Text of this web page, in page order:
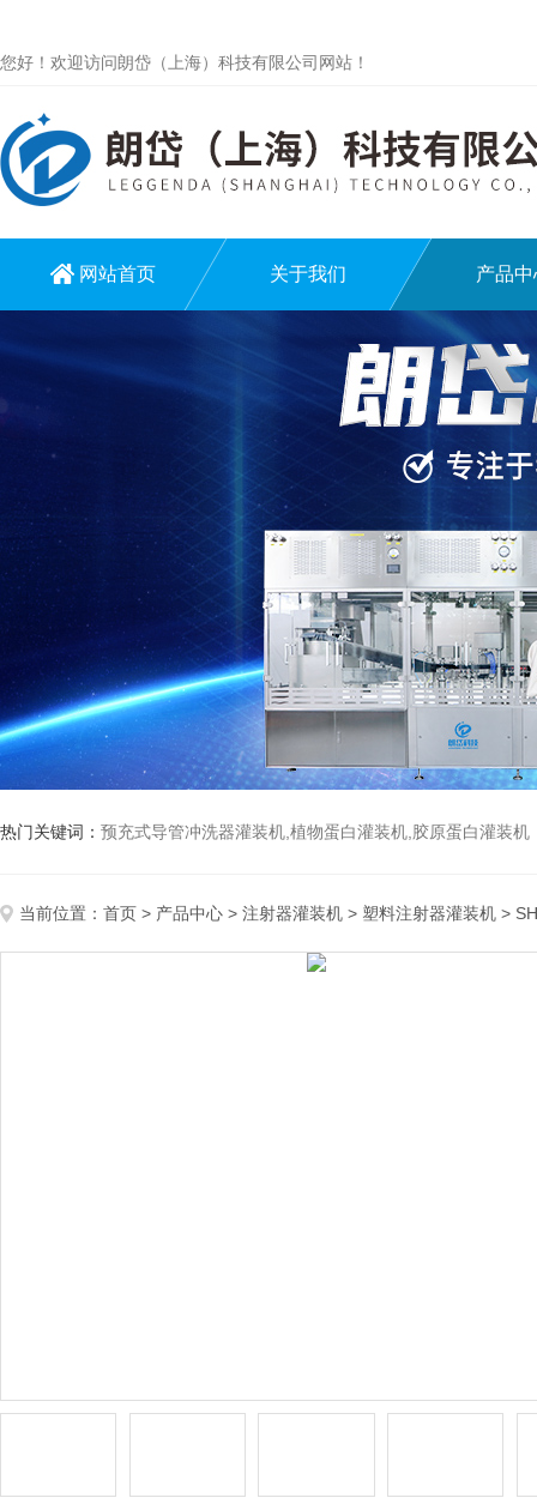
您好！欢迎访问朗岱（上海）科技有限公司网站！
网站首页 关于我们 产品中
热门关键词： 预充式导管冲洗器灌装机,植物蛋白灌装机,胶原蛋白灌装机
当前位置： 首页 > 产品中心 > 注射器灌装机 > 塑料注射器灌装机 >